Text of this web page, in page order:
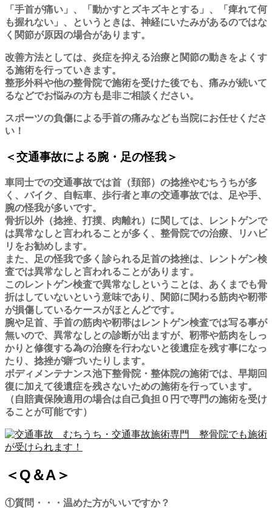
「手首が痛い」、「動かすとズキズキとする」、「痺れて何
も握れない」、というときは、神経にいたみがあるのではな
く関節が原因の場合があります。
改善方法としては、炎症を抑える治療と関節の動きをよくす
る施術を行っていきます。
整形外科や他の整骨院で施術を受けた後でも、痛みが続いて
るなどでお悩みの方も是非ご相談ください。
スポーツの負傷による手首の痛みなども当院にお任せくださ
い！
＜交通事故による腕・足の怪我＞
車同士での交通事故では首（頚部）の捻挫やむちうちが多
く、バイク、自転車、歩行者と車の交通事故では、足や手、
腕の怪我が多いです。
骨折以外（捻挫、打撲、肉離れ）に関しては、レントゲンで
は異常なしと言われることが多く、整骨院での治療、リハビ
リをお勧めします。
また、足の怪我で多く診られる足首の捻挫は、レントゲン検
査では異常なしと言われることがあります。
このレントゲン検査で異常なしということは、あくまでも骨
折はしていないという意味であり、関節に関わる筋肉や靭帯
が損傷しているケースがほとんどです。
腕や足首、手首の筋肉や靭帯はレントゲン検査では写る事が
無いので、異常なしとの診断が出ますが、靭帯や筋肉をしっ
かりと修復する為の治療を行わないと後遺症を残す事になっ
たり、捻挫が癖づいたりします。
ボディメンテナンス池下整骨院・整体院の施術では、早期回
復に加えて後遺症を残さないための施術を行っています。
（自賠責保険適用の場合は自己負担０円で専門の施術を受け
ることが可能です）
＜Q＆A＞
①質問・・・温めた方がいいですか？